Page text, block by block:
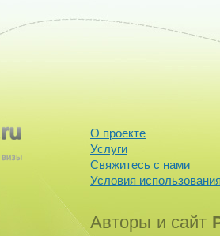
О проекте
Услуги
Свяжитесь с нами
Условия
Авторы и сайт